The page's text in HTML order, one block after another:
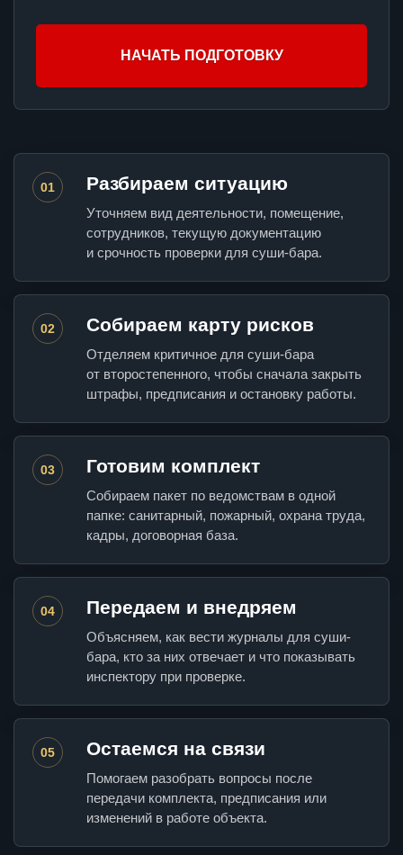
НАЧАТЬ ПОДГОТОВКУ
01 Разбираем ситуацию
Уточняем вид деятельности, помещение,
сотрудников, текущую документацию
и срочность проверки для суши-бара.
02 Собираем карту рисков
Отделяем критичное для суши-бара
от второстепенного, чтобы сначала закрыть
штрафы, предписания и остановку работы.
03 Готовим комплект
Собираем пакет по ведомствам в одной
папке: санитарный, пожарный, охрана труда,
кадры, договорная база.
04 Передаем и внедряем
Объясняем, как вести журналы для суши-
бара, кто за них отвечает и что показывать
инспектору при проверке.
05 Остаемся на связи
Помогаем разобрать вопросы после
передачи комплекта, предписания или
изменений в работе объекта.